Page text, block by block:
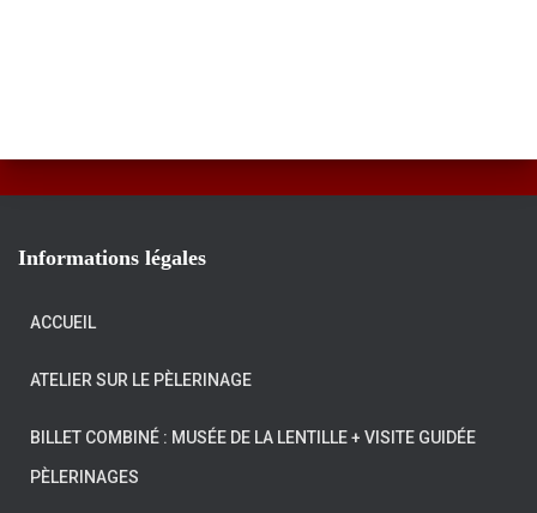
Informations légales
ACCUEIL
ATELIER SUR LE PÈLERINAGE
BILLET COMBINÉ : MUSÉE DE LA LENTILLE + VISITE GUIDÉE
PÈLERINAGES